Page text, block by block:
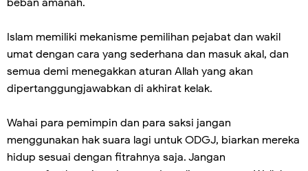
beban amanah.
Islam memiliki mekanisme pemilihan pejabat dan wakil
umat dengan cara yang sederhana dan masuk akal, dan
semua demi menegakkan aturan Allah yang akan
dipertanggungjawabkan di akhirat kelak.
Wahai para pemimpin dan para saksi jangan
menggunakan hak suara lagi untuk ODGJ, biarkan mereka
hidup sesuai dengan fitrahnya saja. Jangan